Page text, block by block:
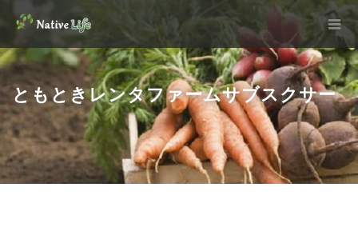
ともときレンタファームサブスクサー